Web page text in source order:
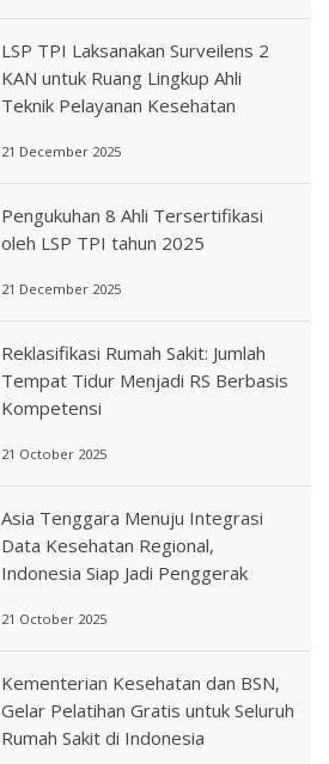
LSP TPI Laksanakan Surveilens 2
KAN untuk Ruang Lingkup Ahli
Teknik Pelayanan Kesehatan
21 December 2025
Pengukuhan 8 Ahli Tersertifikasi
oleh LSP TPI tahun 2025
21 December 2025
Reklasifikasi Rumah Sakit: Jumlah
Tempat Tidur Menjadi RS Berbasis
Kompetensi
21 October 2025
Asia Tenggara Menuju Integrasi
Data Kesehatan Regional,
Indonesia Siap Jadi Penggerak
21 October 2025
Kementerian Kesehatan dan BSN,
Gelar Pelatihan Gratis untuk Seluruh
Rumah Sakit di Indonesia